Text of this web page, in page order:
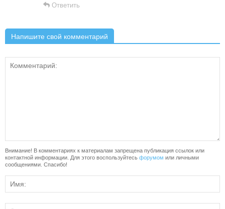
Ответить
Напишите свой комментарий
Внимание! В комментариях к материалам запрещена публикация ссылок или
контактной информации. Для этого воспользуйтесь форумом или личными
сообщениями. Спасибо!